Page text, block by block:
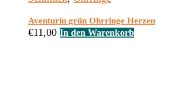
Aventurin grün Ohrringe Herzen
€11,00 In den Warenkorb